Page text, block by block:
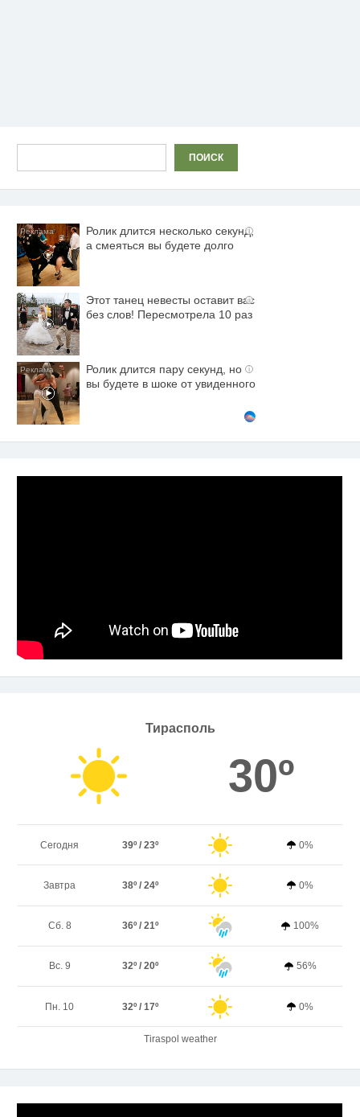
ПОИСК
i
Ролик длится несколько секунд,
а смеяться вы будете долго
i
Этот танец невесты оставит вас
без слов! Пересмотрела 10 раз
i
Ролик длится пару секунд, но
вы будете в шоке от увиденного
Тирасполь
30º
Сегодня 39º / 23º 0%
Завтра 38º / 24º 0%
Сб. 8 36º / 21º 100%
Вс. 9 32º / 20º 56%
Пн. 10 32º / 17º 0%
Tiraspol weather